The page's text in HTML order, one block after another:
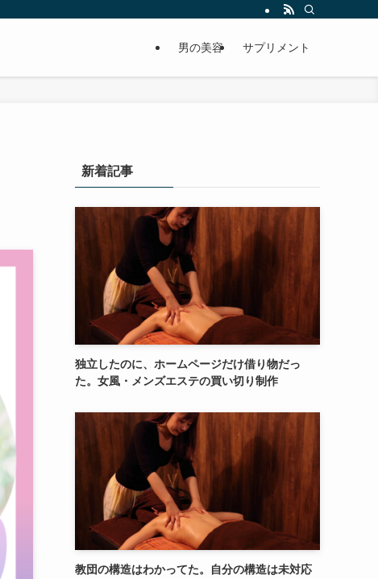
男の美容 サプリメント
新着記事
独立したのに、ホームページだけ借り物だっ
た。女風・メンズエステの買い切り制作
教団の構造はわかってた。自分の構造は未対応